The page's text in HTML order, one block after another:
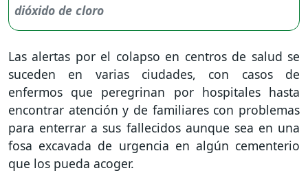
Las alertas por el colapso en centros de salud se
suceden en varias ciudades, con casos de
enfermos que peregrinan por hospitales hasta
encontrar atención y de familiares con problemas
para enterrar a sus fallecidos aunque sea en una
fosa excavada de urgencia en algún cementerio
que los pueda acoger.